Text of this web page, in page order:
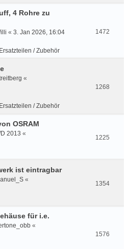
4 Rohre zu
« 3. Jan 2026, 16:04
/ Zubehör
1472
«
/ Zubehör
1268
OSRAM
2013 «
1225
ist eintragbar
«
1354
für i.e.
«
1576